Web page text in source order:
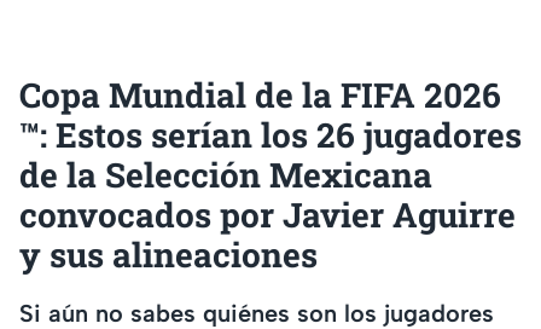
Copa Mundial de la FIFA 2026
™: Estos serían los 26 jugadores
de la Selección Mexicana
convocados por Javier Aguirre
y sus alineaciones
Si aún no sabes quiénes son los jugadores